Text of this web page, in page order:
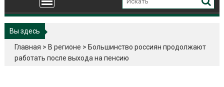
Вы здесь
Главная > В регионе > Большинство россиян продолжают
работать после выхода на пенсию